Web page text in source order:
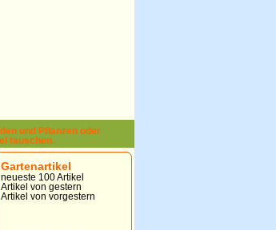
Gartenartikel
neueste 100 Artikel
Artikel von gestern
Artikel von vorgestern